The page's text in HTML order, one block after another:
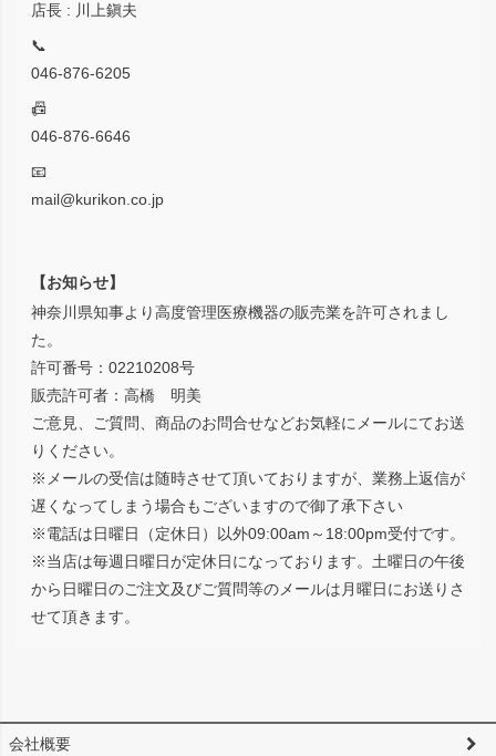
店長 : 川上鎭夫
📞
046-876-6205
📠
046-876-6646
📧
mail@kurikon.co.jp
【お知らせ】
神奈川県知事より高度管理医療機器の販売業を許可されまし
た。
許可番号：02210208号
販売許可者：高橋 明美
ご意見、ご質問、商品のお問合せなどお気軽にメールにてお送
りください。
※メールの受信は随時させて頂いておりますが、業務上返信が
遅くなってしまう場合もございますので御了承下さい
※電話は日曜日（定休日）以外09:00am～18:00pm受付です。
※当店は毎週日曜日が定休日になっております。土曜日の午後
から日曜日のご注文及びご質問等のメールは月曜日にお送りさ
せて頂きます。
会社概要